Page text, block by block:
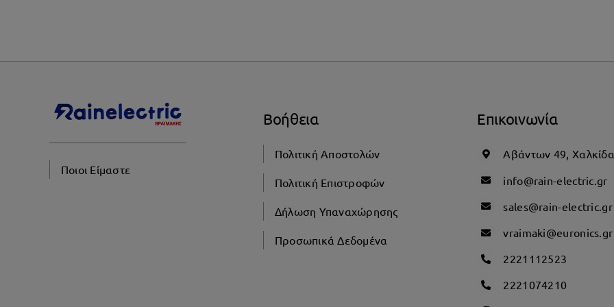
Ποιοι Είμαστε
Βοήθεια
Πολιτική Αποστολών
Πολιτική Επιστροφών
Δήλωση Υπαναχώρησης
Προσωπικά Δεδομένα
Επικοινωνία
Αβάντων 49,
info@rain-electric.gr
sales@rain-electric.gr
vraimaki@euronics.gr
2221112523
2221074210